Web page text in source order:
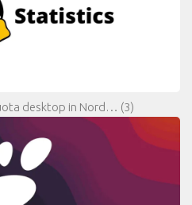
desktop in Nord… (3)